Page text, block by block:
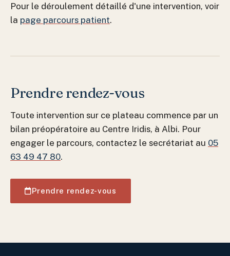
Pour le déroulement détaillé d'une intervention, voir
la page parcours patient.
Prendre rendez-vous
Toute intervention sur ce plateau commence par un
bilan préopératoire au Centre Iridis, à Albi. Pour
engager le parcours, contactez le secrétariat au 05
63 49 47 80.
Prendre rendez-vous